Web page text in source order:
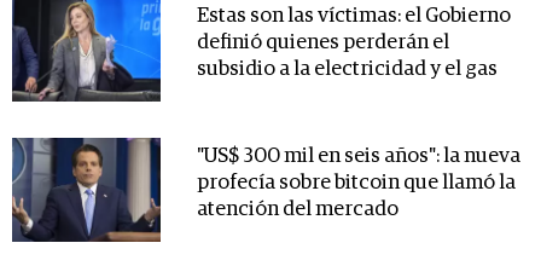
Estas son las víctimas: el Gobierno
definió quienes perderán el
subsidio a la electricidad y el gas
"US$ 300 mil en seis años": la nueva
profecía sobre bitcoin que llamó la
atención del mercado